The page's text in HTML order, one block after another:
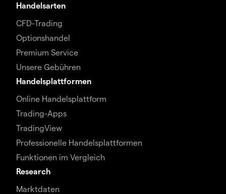
Handelsarten
CFD-Trading
Optionshandel
Premium Service
Unsere Gebühren
Handelsplattformen
Online Handelsplattform
Trading-Apps
TradingView
Professionelle Handelsplattformen
Funktionen im Vergleich
Research
Marktdaten